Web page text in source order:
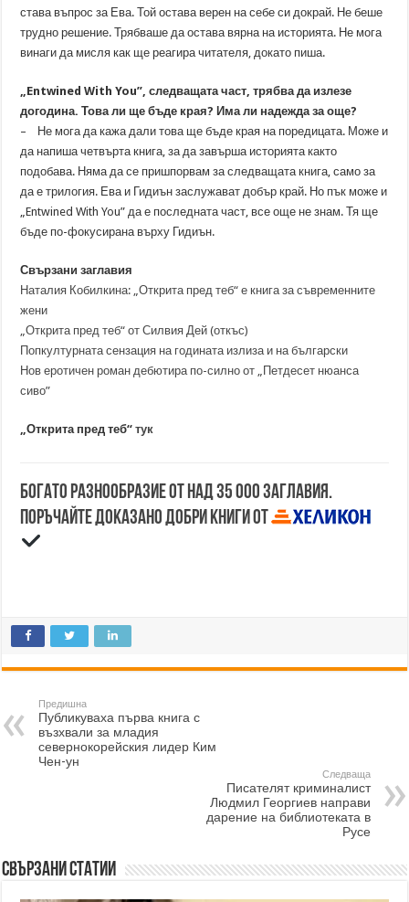
става въпрос за Ева. Той остава верен на себе си докрай. Не беше
трудно решение. Трябваше да остава вярна на историята. Не мога
винаги да мисля как ще реагира читателя, докато пиша.
„Entwined With You”, следващата част, трябва да излезе
догодина. Това ли ще бъде края? Има ли надежда за още?
– Не мога да кажа дали това ще бъде края на поредицата. Може и
да напиша четвърта книга, за да завърша историята както
подобава. Няма да се пришпорвам за следващата книга, само за
да е трилогия. Ева и Гидиън заслужават добър край. Но пък може и
„Entwined With You” да е последната част, все още не знам. Тя ще
бъде по-фокусирана върху Гидиън.
Свързани заглавия
Наталия Кобилкина: „Открита пред теб“ е книга за съвременните
жени
„Открита пред теб“ от Силвия Дей (откъс)
Попкултурната сензация на годината излиза и на български
Нов еротичен роман дебютира по-силно от „Петдесет нюанса
сиво”
„Открита пред теб“тук
Богато разнообразие от над 35 000 заглавия.
Поръчайте доказано добри книги от
Предишна
Публикуваха първа книга с
възхвали за младия
севернокорейския лидер Ким
Чен-ун
Следваща
Писателят криминалист
Людмил Георгиев направи
дарение на библиотеката в
Русе
Свързани статии